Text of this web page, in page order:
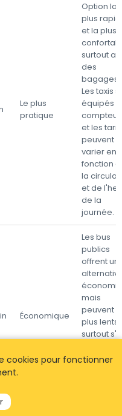
Le plus
pratique
Option la
plus
et la plus
surtout
des
bagages.
Les taxis
équipés
et les
peuvent
varier en
fonction
la
et de
de la
journée.
Économique
Les bus
publics
offrent
mais
peuvent
plus lents,
surtout s'il
arrêts.
cookies pour fonctionner